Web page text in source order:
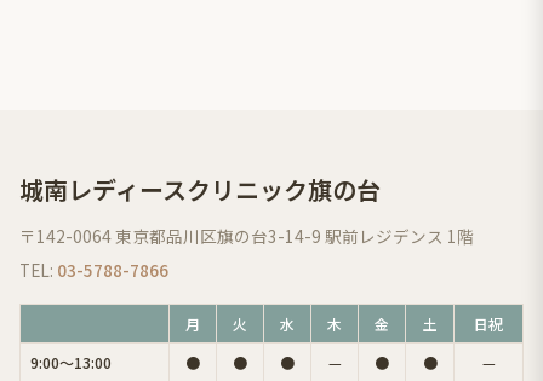
城南レディースクリニック旗の台
〒142-0064 東京都品川区旗の台3-14-9 駅前レジデンス 1階
TEL: 03-5788-7866
月 火 水 木 金 土
日祝
9:00〜13:00
● ● ● — ● ●
—